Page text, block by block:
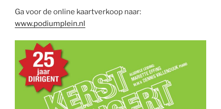
Ga voor de online kaartverkoop naar:
www.podiumplein.nl